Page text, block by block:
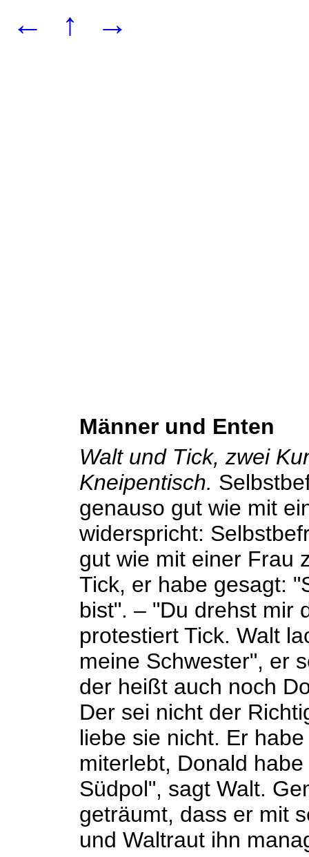
← ↑ →
Männer und Enten
Walt und Tick, zwei
Kneipentisch.
genauso gut wie mit
widerspricht:
gut wie mit einer Frau
Tick, er habe gesagt:
bist". – "Du drehst mir
protestiert Tick. Walt
meine Schwester", er
der heißt auch noch
Der sei nicht der
liebe sie nicht. Er
miterlebt, Donald
Südpol", sagt Walt.
geträumt, dass er mit
und Waltraut ihn